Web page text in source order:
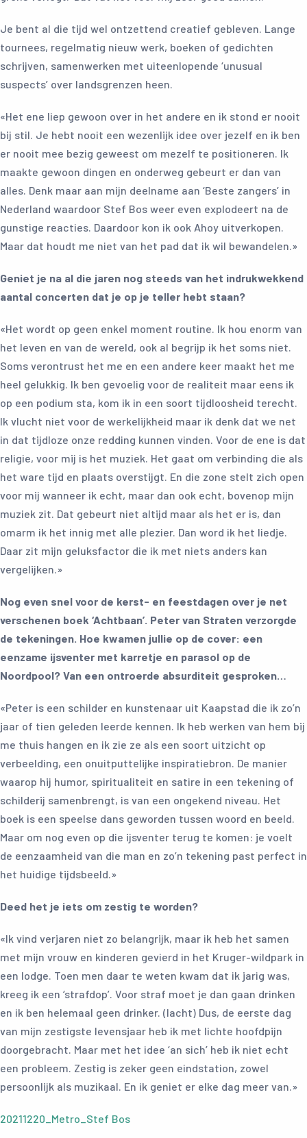
Je bent al die tijd wel ontzettend creatief gebleven. Lange
tournees, regelmatig nieuw werk, boeken of gedichten
schrijven, samenwerken met uiteenlopende ‘unusual
suspects’ over landsgrenzen heen.
«Het ene liep gewoon over in het andere en ik stond er nooit
bij stil. Je hebt nooit een wezenlijk idee over jezelf en ik ben
er nooit mee bezig geweest om mezelf te positioneren. Ik
maakte gewoon dingen en onderweg gebeurt er dan van
alles. Denk maar aan mijn deelname aan ‘Beste zangers’ in
Nederland waardoor Stef Bos weer even explodeert na de
gunstige reacties. Daardoor kon ik ook Ahoy uitverkopen.
Maar dat houdt me niet van het pad dat ik wil bewandelen.»
Geniet je na al die jaren nog steeds van het indrukwekkend
aantal concerten dat je op je teller hebt staan?
«Het wordt op geen enkel moment routine. Ik hou enorm van
het leven en van de wereld, ook al begrijp ik het soms niet.
Soms verontrust het me en een andere keer maakt het me
heel gelukkig. Ik ben gevoelig voor de realiteit maar eens ik
op een podium sta, kom ik in een soort tijdloosheid terecht.
Ik vlucht niet voor de werkelijkheid maar ik denk dat we net
in dat tijdloze onze redding kunnen vinden. Voor de ene is dat
religie, voor mij is het muziek. Het gaat om verbinding die als
het ware tijd en plaats overstijgt. En die zone stelt zich open
voor mij wanneer ik echt, maar dan ook echt, bovenop mijn
muziek zit. Dat gebeurt niet altijd maar als het er is, dan
omarm ik het innig met alle plezier. Dan word ik het liedje.
Daar zit mijn geluksfactor die ik met niets anders kan
vergelijken.»
Nog even snel voor de kerst- en feestdagen over je net
verschenen boek ‘Achtbaan’. Peter van Straten verzorgde
de tekeningen. Hoe kwamen jullie op de cover: een
eenzame ijsventer met karretje en parasol op de
Noordpool? Van een ontroerde absurditeit gesproken…
«Peter is een schilder en kunstenaar uit Kaapstad die ik zo’n
jaar of tien geleden leerde kennen. Ik heb werken van hem bij
me thuis hangen en ik zie ze als een soort uitzicht op
verbeelding, een onuitputtelijke inspiratiebron. De manier
waarop hij humor, spiritualiteit en satire in een tekening of
schilderij samenbrengt, is van een ongekend niveau. Het
boek is een speelse dans geworden tussen woord en beeld.
Maar om nog even op die ijsventer terug te komen: je voelt
de eenzaamheid van die man en zo’n tekening past perfect in
het huidige tijdsbeeld.»
Deed het je iets om zestig te worden?
«Ik vind verjaren niet zo belangrijk, maar ik heb het samen
met mijn vrouw en kinderen gevierd in het Kruger-wildpark in
een lodge. Toen men daar te weten kwam dat ik jarig was,
kreeg ik een ‘strafdop’. Voor straf moet je dan gaan drinken
en ik ben helemaal geen drinker. (lacht) Dus, de eerste dag
van mijn zestigste levensjaar heb ik met lichte hoofdpijn
doorgebracht. Maar met het idee ‘an sich’ heb ik niet echt
een probleem. Zestig is zeker geen eindstation, zowel
persoonlijk als muzikaal. En ik geniet er elke dag meer van.»
20211220_Metro_Stef Bos